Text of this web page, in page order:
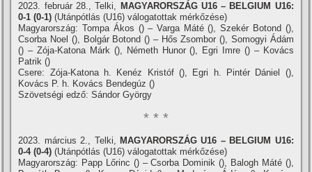
2023. február 28., Telki, MAGYARORSZÁG U16 – BELGIUM U16:
0-1 (0-1) (Utánpótlás (U16) válogatottak mérkőzése)
Magyarország: Tompa Ákos () – Varga Máté (), Szekér Botond (),
Csorba Noel (), Bolgár Botond () – Hős Zsombor (), Somogyi Ádám
() – Zója-Katona Márk (), Németh Hunor (), Egri Imre () – Kovács
Patrik ()
Csere: Zója-Katona h. Kenéz Kristóf (), Egri h. Pintér Dániel (),
Kovács P. h. Kovács Bendegúz ()
Szövetségi edző: Sándor György
* * *
2023. március 2., Telki, MAGYARORSZÁG U16 – BELGIUM U16:
0-4 (0-4) (Utánpótlás (U16) válogatottak mérkőzése)
Magyarország: Papp Lőrinc () – Csorba Dominik (), Balogh Máté (),